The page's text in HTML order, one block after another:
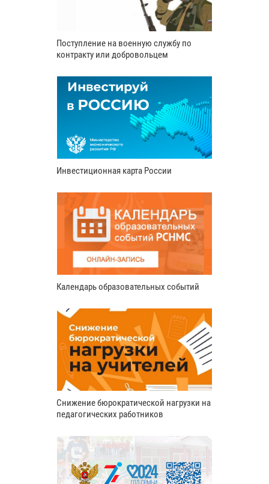
Поступление на военную службу по
контракту или добровольцем
Инвестиционная карта России
Календарь образовательных событий
Снижение бюрократической нагрузки на
педагогических работников